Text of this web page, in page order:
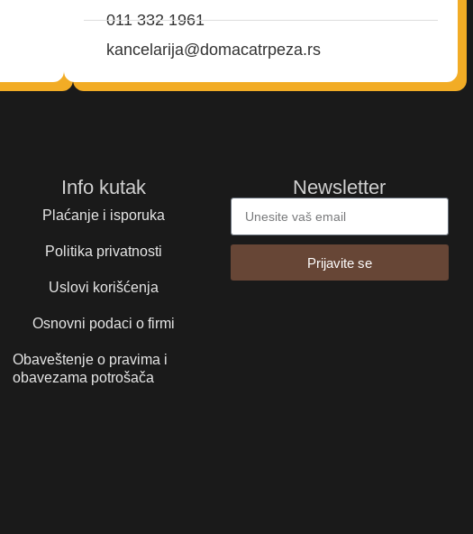
011 332 1961
kancelarija@domacatrpeza.rs
Info kutak
Plaćanje i isporuka
Politika privatnosti
Uslovi korišćenja
Osnovni podaci o firmi
Obaveštenje o pravima i
obavezama potrošača
Newsletter
Prijavite se